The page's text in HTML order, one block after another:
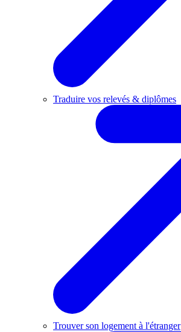
Traduire vos relevés & diplômes
Trouver son logement à l'étranger